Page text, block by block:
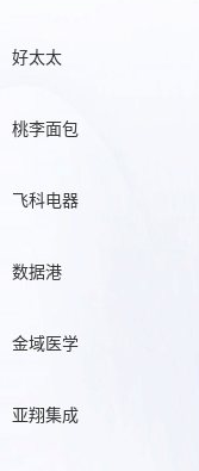
好太太
桃李面包
飞科电器
数据港
金域医学
亚翔集成